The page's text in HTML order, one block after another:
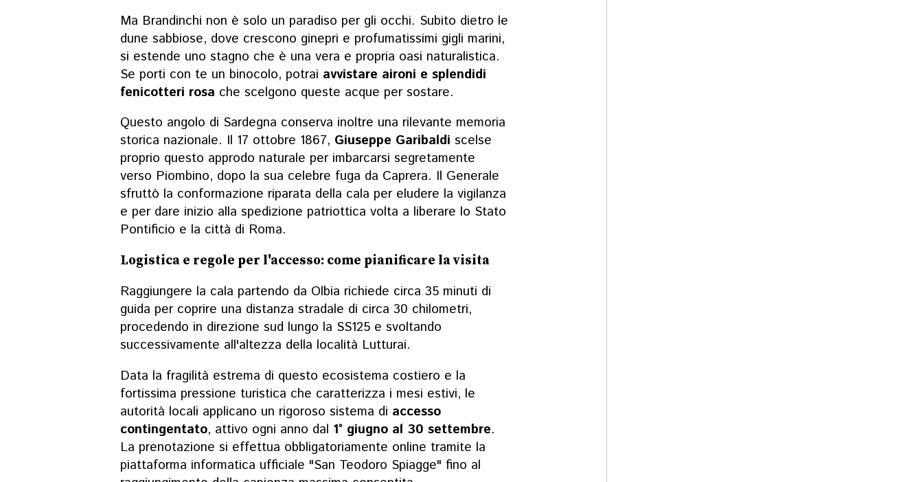
Ma Brandinchi non è solo un paradiso per gli occhi. Subito dietro le
dune sabbiose, dove crescono ginepri e profumatissimi gigli marini,
si estende uno stagno che è una vera e propria oasi naturalistica.
Se porti con te un binocolo, potrai avvistare aironi e splendidi
fenicotteri rosa che scelgono queste acque per sostare.
Questo angolo di Sardegna conserva inoltre una rilevante memoria
storica nazionale. Il 17 ottobre 1867, Giuseppe Garibaldiscelse
proprio questo approdo naturale per imbarcarsi segretamente
verso Piombino, dopo la sua celebre fuga da Caprera. Il Generale
sfruttò la conformazione riparata della cala per eludere la vigilanza
e per dare inizio alla spedizione patriottica volta a liberare lo Stato
Pontificio e la città di Roma.
Logistica e regole per l'accesso: come pianificare la visita
Raggiungere la cala partendo da Olbia richiede circa 35 minuti di
guida per coprire una distanza stradale di circa 30 chilometri,
procedendo in direzione sud lungo la SS125 e svoltando
successivamente all'altezza della località Lutturai.
Data la fragilità estrema di questo ecosistema costiero e la
fortissima pressione turistica che caratterizza i mesi estivi, le
autorità locali applicano un rigoroso sistema di accesso
contingentato, attivo ogni anno dal 1° giugno al 30 settembre.
La prenotazione si effettua obbligatoriamente online tramite la
piattaforma informatica ufficiale "San Teodoro Spiagge" fino al